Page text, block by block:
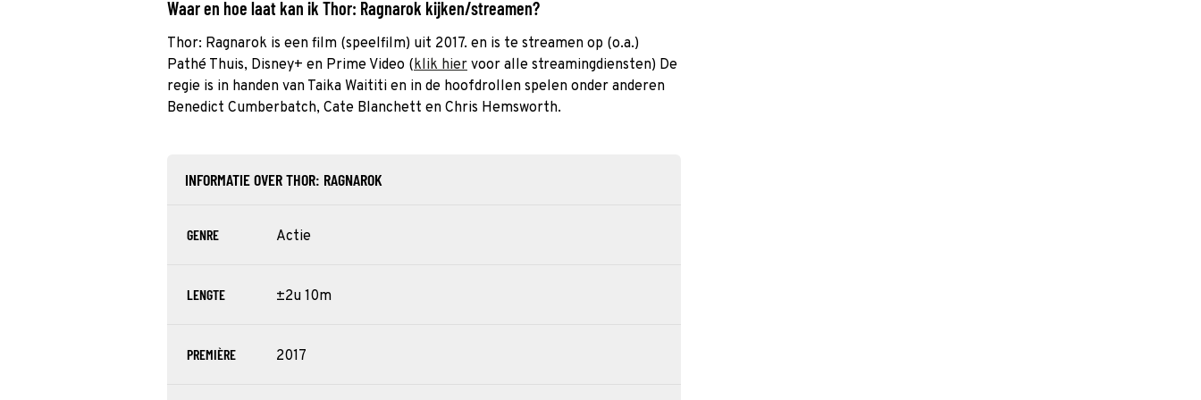
Waar en hoe laat kan ik Thor: Ragnarok kijken/streamen?
Thor: Ragnarok is een film (speelfilm) uit 2017. en is te streamen op (o.a.)
Pathé Thuis, Disney+ en Prime Video (klik hier voor alle streamingdiensten) De
regie is in handen van Taika Waititi en in de hoofdrollen spelen onder anderen
Benedict Cumberbatch, Cate Blanchett en Chris Hemsworth.
INFORMATIE OVER THOR: RAGNAROK
GENRE Actie
LENGTE ±2u 10m
PREMIÈRE 2017